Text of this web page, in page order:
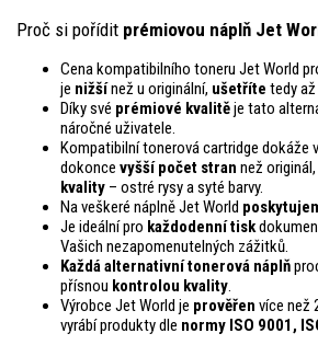
Proč si pořídit prémiovou náplň Jet
Cena kompatibilního toneru Jet World
je nižšínež u originální, ušetříte tedy až
Díky své prémiové kvalitěje tato
náročné uživatele.
Kompatibilní tonerová cartridge dokáže
dokonce vyšší počet stran než
kvality – ostré rysy a syté barvy.
Na veškeré náplně Jet World
Je ideální pro každodenní tisk
Vašich nezapomenutelných zážitků.
Každá alternativní tonerová náplň
přísnou kontrolou kvality.
Výrobce Jet World je prověřen více než
vyrábí produkty dle normy ISO 9001,